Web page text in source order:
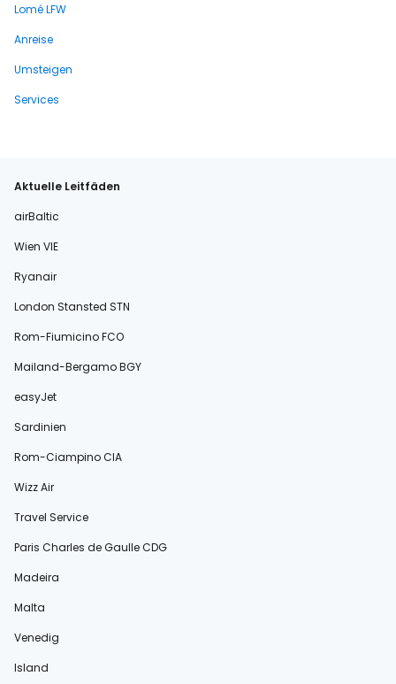
Lomé LFW
Anreise
Umsteigen
Services
Aktuelle Leitfäden
airBaltic
Wien VIE
Ryanair
London Stansted STN
Rom-Fiumicino FCO
Mailand-Bergamo BGY
easyJet
Sardinien
Rom-Ciampino CIA
Wizz Air
Travel Service
Paris Charles de Gaulle CDG
Madeira
Malta
Venedig
Island